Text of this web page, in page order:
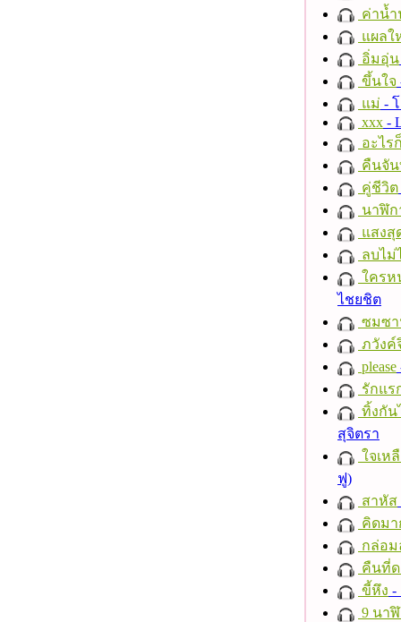
ค่าน้
แผลใ
อิ่มอุ่น
ขึ้นใจ
แม่ -
xxx -
อะไร
คืนจั
คู่ชีวิต
นาฬิก
แสงสุ
ลบไม่
ใครห
ไชยชิต
ซมซ
ภวังค์
please
รักแร
ทิ้งกัน
สุจิตรา
ใจเห
ฟู)
สาหัส
คิดมา
กล่อม
คืนที่ด
ขี้หึง -
9 นา